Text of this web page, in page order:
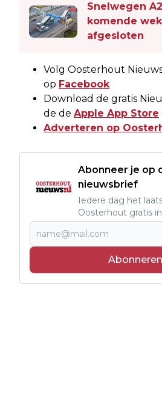
Snelwegen
komende
afgesloten
Volg Oosterhout
op Facebook
Download de gratis
de de Apple App Store
Adverteren op
Abonneer je op
nieuwsbrief
Iedere dag het
Oosterhout gratis
Abonneren